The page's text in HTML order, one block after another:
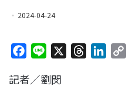
2024-04-24
c
n
記者／劉閔